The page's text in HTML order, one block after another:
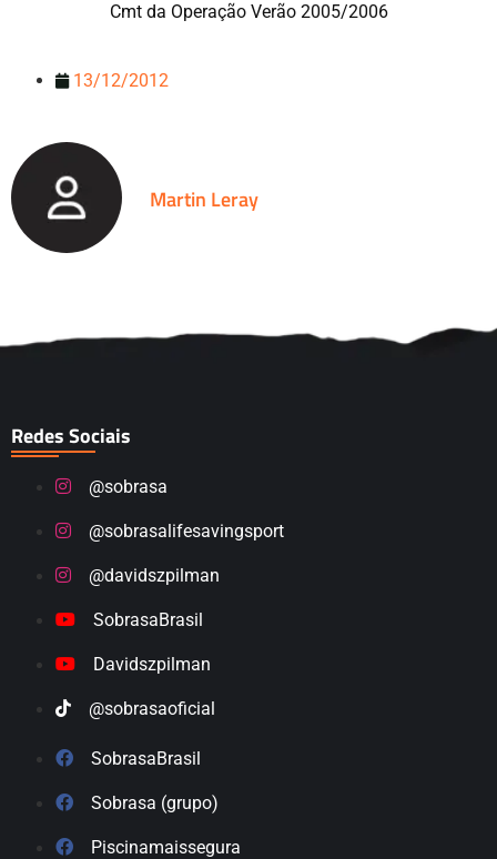
Cmt da Operação Verão 2005/2006
13/12/2012
Martin Leray
Redes Sociais
@sobrasa
@sobrasalifesavingsport
@davidszpilman
SobrasaBrasil
Davidszpilman
@sobrasaoficial
SobrasaBrasil
Sobrasa (grupo)
Piscinamaissegura